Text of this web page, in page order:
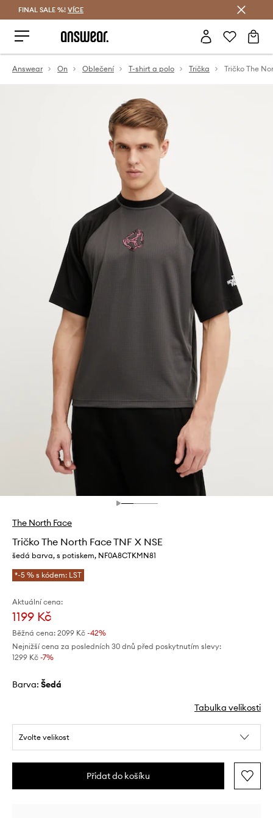
FINAL SALE %! VÍCE
Answear On Oblečení T-shirt a polo Trička Tričko The
The North Face
Tričko The North Face TNF X NSE
šedá barva, s potiskem, NF0A8CTKMN81
*-5 % s kódem: LST
Aktuální cena:
1199 Kč
Běžná cena: 2099 Kč -42%
Nejnižší cena za posledních 30 dnů před poskytnutím slevy:
1299 Kč -7%
Barva: šedá
Tabulka velikosti
Zvolte velikost
Přidat do košíku